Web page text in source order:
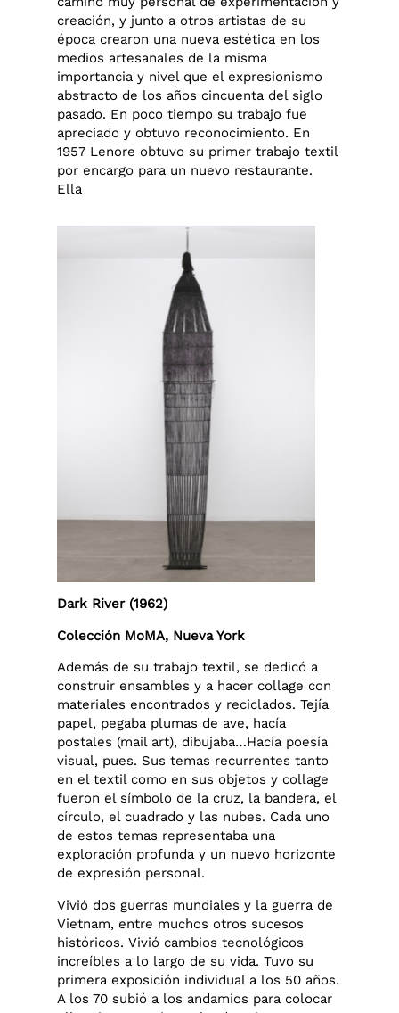
creación, y junto a otros artistas de su
época crearon una nueva estética en los
medios artesanales de la misma
importancia y nivel que el expresionismo
abstracto de los años cincuenta del siglo
pasado. En poco tiempo su trabajo fue
apreciado y obtuvo reconocimiento. En
1957 Lenore obtuvo su primer trabajo textil
por encargo para un nuevo restaurante.
Ella
Dark River (1962)
Colección MoMA, Nueva York
Además de su trabajo textil, se dedicó a
construir ensambles y a hacer collage con
materiales encontrados y reciclados. Tejía
papel, pegaba plumas de ave, hacía
postales (mail art), dibujaba…Hacía poesía
visual, pues. Sus temas recurrentes tanto
en el textil como en sus objetos y collage
fueron el símbolo de la cruz, la bandera, el
círculo, el cuadrado y las nubes. Cada uno
de estos temas representaba una
exploración profunda y un nuevo horizonte
de expresión personal.
Vivió dos guerras mundiales y la guerra de
Vietnam, entre muchos otros sucesos
históricos. Vivió cambios tecnológicos
increíbles a lo largo de su vida. Tuvo su
primera exposición individual a los 50 años.
A los 70 subió a los andamios para colocar